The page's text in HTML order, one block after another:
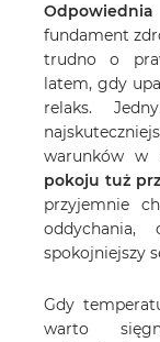
fundament
trudno o
latem, gdy
relaks.
warunków w
pokoju tuż
przyjemnie
spokojniejszy
Gdy
warto